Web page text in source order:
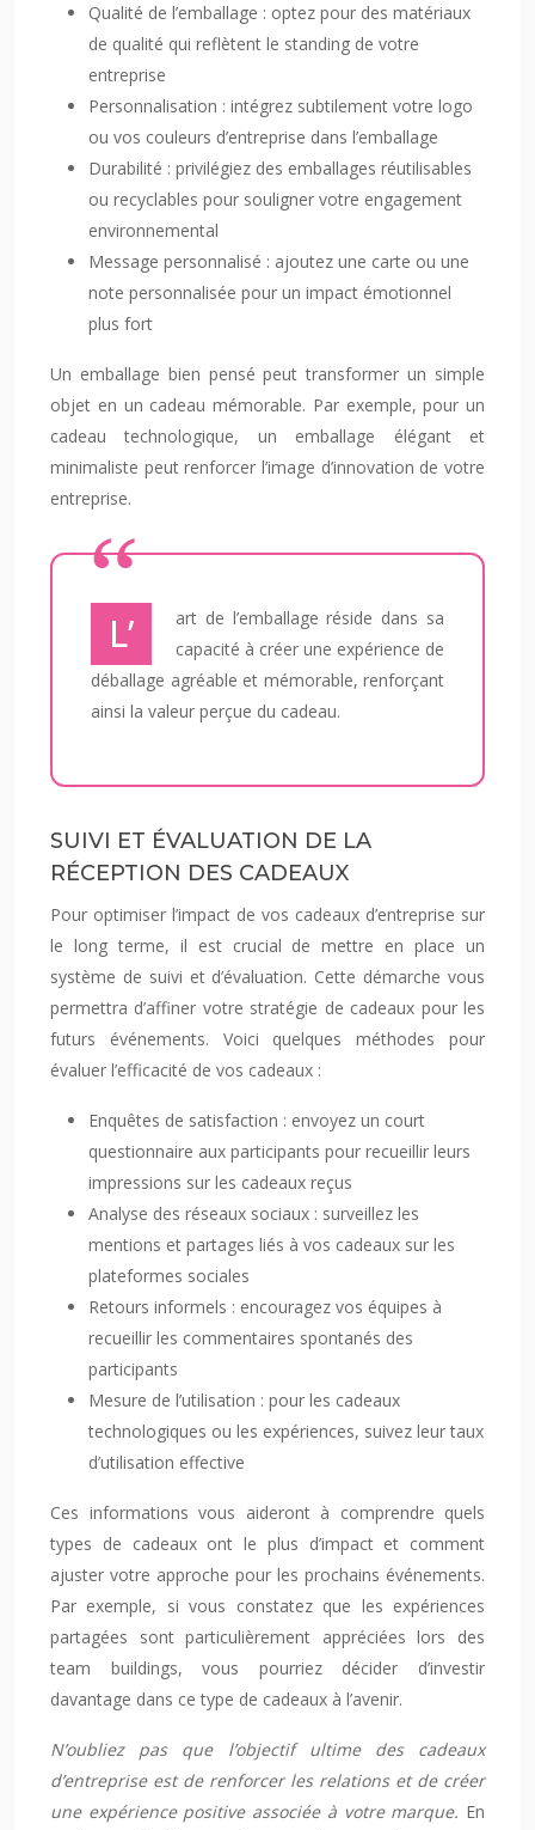
Qualité de l’emballage : optez pour des matériaux
de qualité qui reflètent le standing de votre
entreprise
Personnalisation : intégrez subtilement votre logo
ou vos couleurs d’entreprise dans l’emballage
Durabilité : privilégiez des emballages réutilisables
ou recyclables pour souligner votre engagement
environnemental
Message personnalisé : ajoutez une carte ou une
note personnalisée pour un impact émotionnel
plus fort
Un emballage bien pensé peut transformer un simple
objet en un cadeau mémorable. Par exemple, pour un
cadeau technologique, un emballage élégant et
minimaliste peut renforcer l’image d’innovation de votre
entreprise.
L’art de l’emballage réside dans sa
capacité à créer une expérience de
déballage agréable et mémorable, renforçant
ainsi la valeur perçue du cadeau.
SUIVI ET ÉVALUATION DE LA
RÉCEPTION DES CADEAUX
Pour optimiser l’impact de vos cadeaux d’entreprise sur
le long terme, il est crucial de mettre en place un
système de suivi et d’évaluation. Cette démarche vous
permettra d’affiner votre stratégie de cadeaux pour les
futurs événements. Voici quelques méthodes pour
évaluer l’efficacité de vos cadeaux :
Enquêtes de satisfaction : envoyez un court
questionnaire aux participants pour recueillir leurs
impressions sur les cadeaux reçus
Analyse des réseaux sociaux : surveillez les
mentions et partages liés à vos cadeaux sur les
plateformes sociales
Retours informels : encouragez vos équipes à
recueillir les commentaires spontanés des
participants
Mesure de l’utilisation : pour les cadeaux
technologiques ou les expériences, suivez leur taux
d’utilisation effective
Ces informations vous aideront à comprendre quels
types de cadeaux ont le plus d’impact et comment
ajuster votre approche pour les prochains événements.
Par exemple, si vous constatez que les expériences
partagées sont particulièrement appréciées lors des
team buildings, vous pourriez décider d’investir
davantage dans ce type de cadeaux à l’avenir.
N’oubliez pas que l’objectif ultime des cadeaux
d’entreprise est de renforcer les relations et de créer
une expérience positive associée à votre marque. En